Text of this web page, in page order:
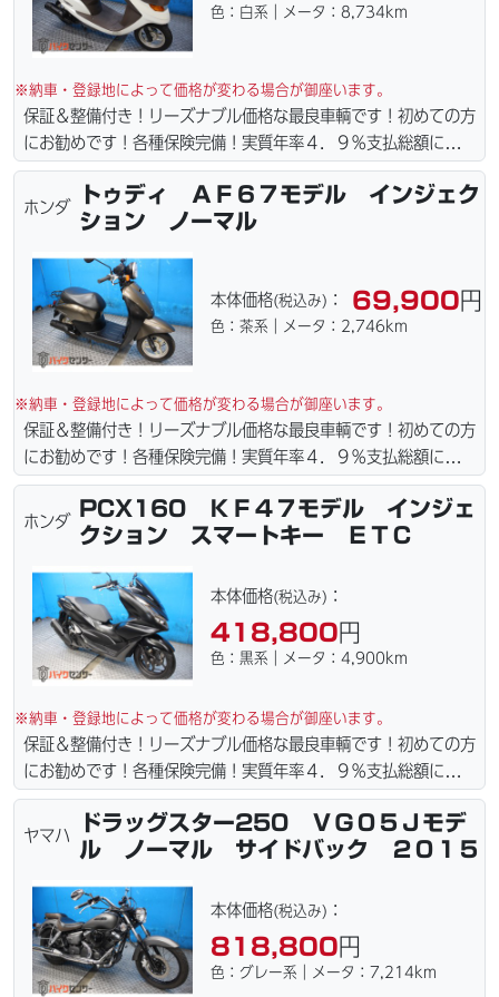
サービス行ってます。当社ホームページにて詳細画像見れます。
色：白系｜メータ：8,734km
※納車・登録地によって価格が変わる場合が御座います。
保証＆整備付き！リーズナブル価格な最良車輌です！初めての方
にお勧めです！各種保険完備！実質年率４．９％支払総額に自賠
責保険１年含まれてます。全国どこでも１万円〜4.5万円にて配
達致します！！（離島の場合は港止めになります）ｗｅｂロー
ン・カード各種取り扱ってます。タイヤ・ブレーキパッド・ベル
ズナブルな価格にて消耗品交換プラン１万〜ご用意しておりま
す。詳しくはお問合わせ下さい。ご契約後の取り置き＆保管無料
サービス行ってます。当社ホームページにて詳細画像見れます。
ホンダ
トゥディ ＡＦ６７モデル インジェク
ション ノーマル
本体価格(税込み) ： 69,900円
色：茶系｜メータ：2,746km
※納車・登録地によって価格が変わる場合が御座います。
保証＆整備付き！リーズナブル価格な最良車輌です！初めての方
にお勧めです！各種保険完備！実質年率４．９％支払総額に自賠
責保険１年含まれてます。全国どこでも１万円〜4.5万円にて配
達致します！！（離島の場合は港止めになります）ｗｅｂロー
ン・カード各種取り扱ってます。タイヤ・ブレーキパッド・ベル
ズナブルな価格にて消耗品交換プラン１万〜ご用意しておりま
す。詳しくはお問合わせ下さい。ご契約後の取り置き＆保管無料
サービス行ってます。当社ホームページにて詳細画像見れます。
ホンダ
PCX160 ＫＦ４７モデル インジェ
クション スマートキー ＥＴＣ
本体価格(税込み) ：
418,800円
色：黒系｜メータ：4,900km
※納車・登録地によって価格が変わる場合が御座います。
保証＆整備付き！リーズナブル価格な最良車輌です！初めての方
にお勧めです！各種保険完備！実質年率４．９％支払総額に自賠
責保険１年含まれてます。全国どこでも１万円〜4.5万円にて配
達致します！！（離島の場合は港止めになります）ｗｅｂロー
ン・カード各種取り扱ってます。タイヤ・ブレーキパッド・ベル
ズナブルな価格にて消耗品交換プラン１万〜ご用意しておりま
す。詳しくはお問合わせ下さい。ご契約後の取り置き＆保管無料
サービス行ってます。当社ホームページにて詳細画像見れます。
ヤマハ
ドラッグスター250 ＶＧ０５Ｊモデ
ル ノーマル サイドバック ２０１５
本体価格(税込み) ：
818,800円
色：グレー系｜メータ：7,214km